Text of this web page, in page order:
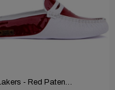
Sail Lakers - Red Patent Leather, White Genuine Leather Women's Home Slipper